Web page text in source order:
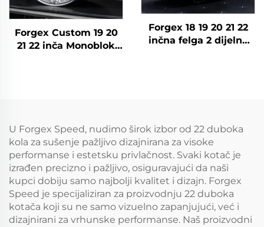
Forgex Custom 19 20
21 22 inča Monoblok
Forgex 18 19 20 21 22
inčna felga 2 dijelna
U Forgex Speed, nudimo širok izbor od 22 duboka
kola za sušenje pažljivo dizajnirana za visoke
performanse i estetsku privlačnost. Svaki kotač je
izrađen precizno i pažljivo, osiguravajući da naši
kupci dobiju samo najbolji kvalitet i dizajn. Forgex
Speed je specijaliziran za proizvodnju 22 duboka
kotača koji su ne samo vizuelno zapanjujući, već i
dizajnirani za vrhunske performanse. Naš proizvodni